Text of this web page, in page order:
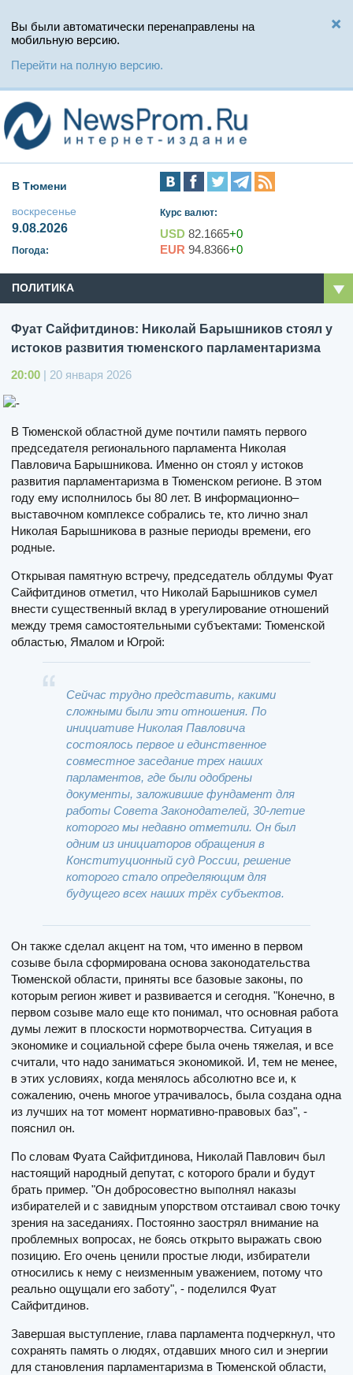
Вы были автоматически перенаправлены на
мобильную версию.
Перейти на полную версию.
В Тюмени
воскресенье
9.08.2026
Погода:
Курс валют:
USD 82.1665+0
EUR 94.8366+0
ПОЛИТИКА
Фуат Сайфитдинов: Николай Барышников стоял у
истоков развития тюменского парламентаризма
20:00 | 20 января 2026
В Тюменской областной думе почтили память первого
председателя регионального парламента Николая
Павловича Барышникова. Именно он стоял у истоков
развития парламентаризма в Тюменском регионе. В этом
году ему исполнилось бы 80 лет. В информационно–
выставочном комплексе собрались те, кто лично знал
Николая Барышникова в разные периоды времени, его
родные.
Открывая памятную встречу, председатель облдумы Фуат
Сайфитдинов отметил, что Николай Барышников сумел
внести существенный вклад в урегулирование отношений
между тремя самостоятельными субъектами: Тюменской
областью, Ямалом и Югрой:
Сейчас трудно представить, какими
сложными были эти отношения. По
инициативе Николая Павловича
состоялось первое и единственное
совместное заседание трех наших
парламентов, где были одобрены
документы, заложившие фундамент для
работы Совета Законодателей, 30-летие
которого мы недавно отметили. Он был
одним из инициаторов обращения в
Конституционный суд России, решение
которого стало определяющим для
будущего всех наших трёх субъектов.
Он также сделал акцент на том, что именно в первом
созыве была сформирована основа законодательства
Тюменской области, приняты все базовые законы, по
которым регион живет и развивается и сегодня. "Конечно, в
первом созыве мало еще кто понимал, что основная работа
думы лежит в плоскости нормотворчества. Ситуация в
экономике и социальной сфере была очень тяжелая, и все
считали, что надо заниматься экономикой. И, тем не менее,
в этих условиях, когда менялось абсолютно все и, к
сожалению, очень многое утрачивалось, была создана одна
из лучших на тот момент нормативно-правовых баз", -
пояснил он.
По словам Фуата Сайфитдинова, Николай Павлович был
настоящий народный депутат, с которого брали и будут
брать пример. "Он добросовестно выполнял наказы
избирателей и с завидным упорством отстаивал свою точку
зрения на заседаниях. Постоянно заострял внимание на
проблемных вопросах, не боясь открыто выражать свою
позицию. Его очень ценили простые люди, избиратели
относились к нему с неизменным уважением, потому что
реально ощущали его заботу", - поделился Фуат
Сайфитдинов.
Завершая выступление, глава парламента подчеркнул, что
сохранять память о людях, отдавших много сил и энергии
для становления парламентаризма в Тюменской области,